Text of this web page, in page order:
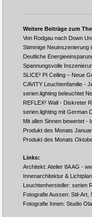
Weitere Beiträge zum
Von Rodgau nach Down
Stimmige Neuinszenierung
Deutliche
Spannungsvolle
SLICE² PI Ceiling – Neue
CAVITY Leuchtenfamilie -
serien.lighting beleuchtet
REFLEX² Wall - Diskreter
serien.lighting mit German
Mit allen Sinnen bewertet -
Produkt des Monats
Produkt des Monats
Links:
Architekt: Atelier 8A AG -
Innenarchitektur &
Leuchtenhersteller: serien
Fotografie Aussen: Stil-Art,
Fotografie Innen: Studio